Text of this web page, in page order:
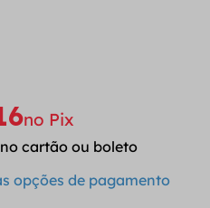
no Pix
no cartão ou boleto
opções de pagamento